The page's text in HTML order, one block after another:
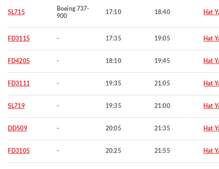
SL715
Boeing 737-
900
17:10 18:40 Hat
FD3115 - 17:35 19:05 Hat
FD4205 - 18:10 19:45 Hat
FD3111 - 19:35 21:05 Hat
SL719 - 19:35 21:00 Hat
DD509 - 20:05 21:35 Hat
FD3105 - 20:25 21:55 Hat